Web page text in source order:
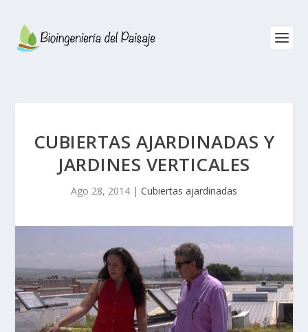
CUBIERTAS AJARDINADAS Y
JARDINES VERTICALES
Ago 28, 2014 | Cubiertas ajardinadas